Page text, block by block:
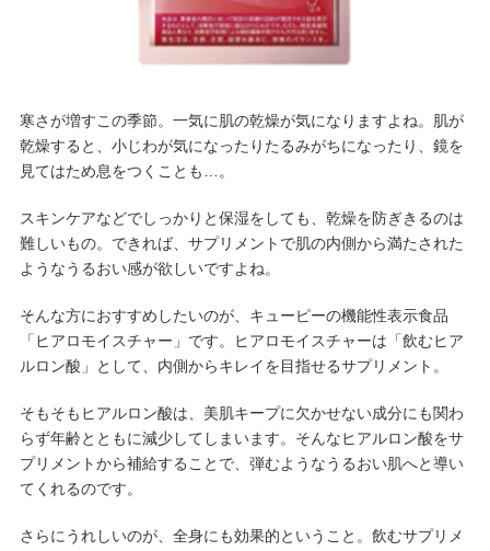
寒さが増すこの季節。一気に肌の乾燥が気になりますよね。肌が
乾燥すると、小じわが気になったりたるみがちになったり、鏡を
見てはため息をつくことも…。
スキンケアなどでしっかりと保湿をしても、乾燥を防ぎきるのは
難しいもの。できれば、サプリメントで肌の内側から満たされた
ようなうるおい感が欲しいですよね。
そんな方におすすめしたいのが、キューピーの機能性表示食品
「ヒアロモイスチャー」です。ヒアロモイスチャーは「飲むヒア
ルロン酸」として、内側からキレイを目指せるサプリメント。
そもそもヒアルロン酸は、美肌キープに欠かせない成分にも関わ
らず年齢とともに減少してしまいます。そんなヒアルロン酸をサ
プリメントから補給することで、弾むようなうるおい肌へと導い
てくれるのです。
さらにうれしいのが、全身にも効果的ということ。飲むサプリメ